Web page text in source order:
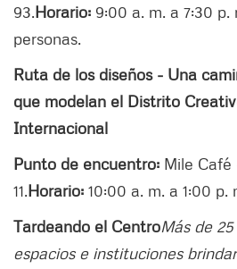
93.Horario: 9:00 a. m. a 7:30 p.
personas.
Ruta de los diseños - Una
que modelan el Distrito
Internacional
Punto de encuentro: Mile Café
11.Horario: 10:00 a. m. a 1:00 p.
Tardeando el CentroMás de
espacios e instituciones